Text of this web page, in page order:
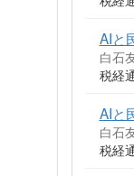
AIと
白石
税経
AIと
白石
税経